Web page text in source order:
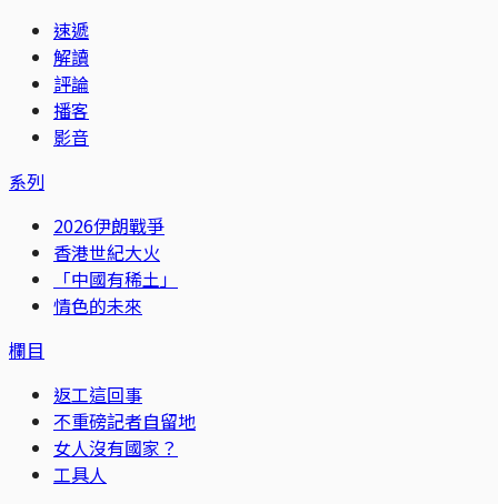
速遞
解讀
評論
播客
影音
系列
2026伊朗戰爭
香港世紀大火
「中國有稀土」
情色的未來
欄目
返工這回事
不重磅記者自留地
女人沒有國家？
工具人